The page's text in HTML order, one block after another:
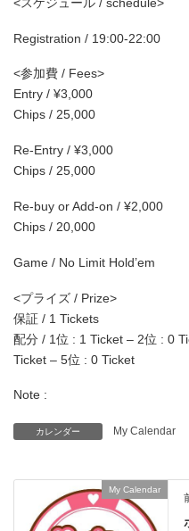
Registration / 19:00-22:00
<参加費 / Fees>
Entry / ¥3,000
Chips / 25,000
Re-Entry / ¥3,000
Chips / 25,000
Re-buy or Add-on / ¥2,000
Chips / 20,000
Game / No Limit Hold’em
<プライズ / Prize>
保証 / 1 Tickets
配分 / 1位 : 1 Ticket – 2位 : 0
Ticket – 5位 : 0 Ticket
Note :
カレンダー My Calendar
My Calendar